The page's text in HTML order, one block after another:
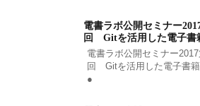
電書ラボ公開セミナー
回 Gitを活用した電子書
電書ラボ公開セミナー
回 Gitを活用した電子書
●